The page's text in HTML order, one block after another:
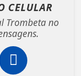
CELULAR
Trombeta no